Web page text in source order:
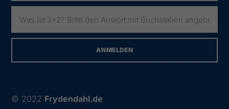
© 2022 Frydendahl.de